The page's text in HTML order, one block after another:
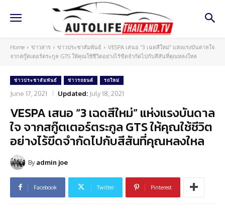
Home ข่าวสาร ข่าวประชาสัมพันธ์
VESPA เสนอ “3 เฉดสีใหม่” แห่งแรงบันดาลใจ
จากสกู๊ตเตอร์ตระกูล GTS ให้คุณใช้ชีวิตอย่างไร้ขีดจำกัดไปกับสีสันที่คุณหลงใหล
ข่าวประชาสัมพันธ์ ข่าวรถยนต์ รถใหม่
June 17, 2021 Updated: July 18, 2021
VESPA เสนอ “3 เฉดสีใหม่” แห่งแรงบันดาล
ใจ จากสกู๊ตเตอร์ตระกูล GTS ให้คุณใช้ชีวิต
อย่างไร้ขีดจำกัดไปกับสีสันที่คุณหลงใหล
By admin joe
Facebook Twitter Pinterest